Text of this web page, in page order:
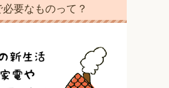
要なものって？